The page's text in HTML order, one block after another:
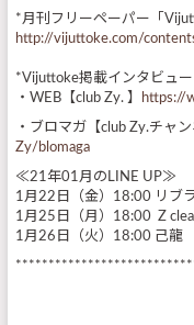
*月刊フリーペーパー「
http://vijuttoke.com/
*Vijuttoke掲載インタビュー
・WEB【club Zy. 】
https://
・ブロマガ【club Zy.チャン
Zy/blomaga
≪21年01月のLINE UP≫
1月22日（金）18:00 リブ
1月25日（月）18:00 Z
1月26日（火）18:00 己龍